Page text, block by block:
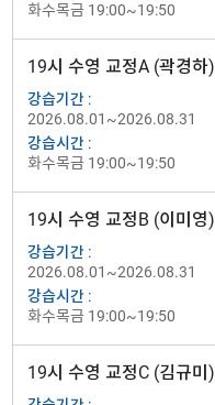
화수목금 19:00~19:50
19시 수영 교정A (곽경하)
강습기간 :
2026.08.01~2026.08.31
강습시간 :
화수목금 19:00~19:50
19시 수영 교정B (이미영)
강습기간 :
2026.08.01~2026.08.31
강습시간 :
화수목금 19:00~19:50
19시 수영 교정C (김규미)